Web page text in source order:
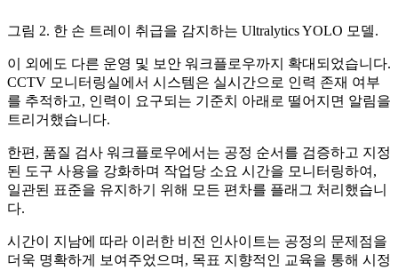
그림 2. 한 손 트레이 취급을 감지하는 Ultralytics YOLO 모델.
이 외에도 다른 운영 및 보안 워크플로우까지 확대되었습니다.
CCTV 모니터링실에서 시스템은 실시간으로 인력 존재 여부
를 추적하고, 인력이 요구되는 기준치 아래로 떨어지면 알림을
트리거했습니다.
한편, 품질 검사 워크플로우에서는 공정 순서를 검증하고 지정
된 도구 사용을 강화하며 작업당 소요 시간을 모니터링하여,
일관된 표준을 유지하기 위해 모든 편차를 플래그 처리했습니
다.
시간이 지남에 따라 이러한 비전 인사이트는 공정의 문제점을
더욱 명확하게 보여주었으며, 목표 지향적인 교육을 통해 시정